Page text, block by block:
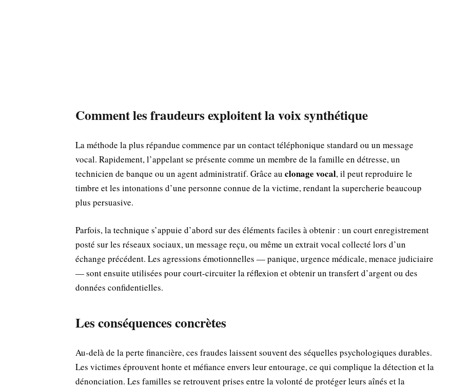
Comment les fraudeurs exploitent la voix synthétique
La méthode la plus répandue commence par un contact téléphonique standard ou un message
vocal. Rapidement, l’appelant se présente comme un membre de la famille en détresse, un
technicien de banque ou un agent administratif. Grâce au clonage vocal, il peut reproduire le
timbre et les intonations d’une personne connue de la victime, rendant la supercherie beaucoup
plus persuasive.
Parfois, la technique s’appuie d’abord sur des éléments faciles à obtenir : un court enregistrement
posté sur les réseaux sociaux, un message reçu, ou même un extrait vocal collecté lors d’un
échange précédent. Les agressions émotionnelles — panique, urgence médicale, menace judiciaire
— sont ensuite utilisées pour court-circuiter la réflexion et obtenir un transfert d’argent ou des
données confidentielles.
Les conséquences concrètes
Au-delà de la perte financière, ces fraudes laissent souvent des séquelles psychologiques durables.
Les victimes éprouvent honte et méfiance envers leur entourage, ce qui complique la détection et la
dénonciation. Les familles se retrouvent prises entre la volonté de protéger leurs aînés et la